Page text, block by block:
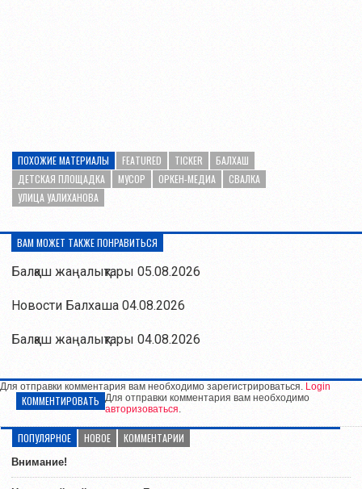
ПОХОЖИЕ МАТЕРИАЛЫ FEATURED TICKER
БАЛХАШ
ДЕТСКАЯ ПЛОЩАДКА
МУСОР ОРКЕН-МЕДИА
СВАЛКА
УЛИЦА УАЛИХАНОВА
ВАМ МОЖЕТ ТАКЖЕ ПОНРАВИТЬСЯ
Балқаш жаңалықтары 05.08.2026
Новости Балхаша 04.08.2026
Балқаш жаңалықтары 04.08.2026
Для отправки комментария вам необходимо зарегистрироваться. Login
КОММЕНТИРОВАТЬ
Для отправки комментария вам необходимо
авторизоваться
ПОПУЛЯРНОЕ НОВОЕ КОММЕНТАРИИ
Внимание!